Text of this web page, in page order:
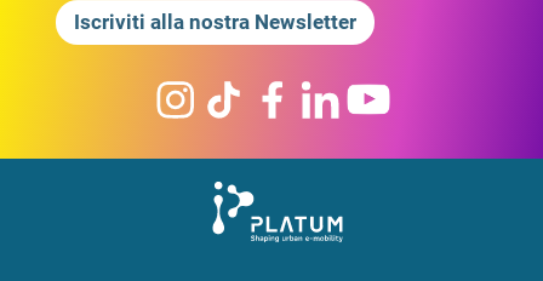
Iscriviti alla nostra Newsletter